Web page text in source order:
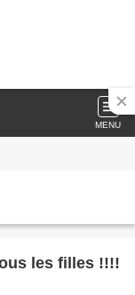
MENU
les filles !!!!